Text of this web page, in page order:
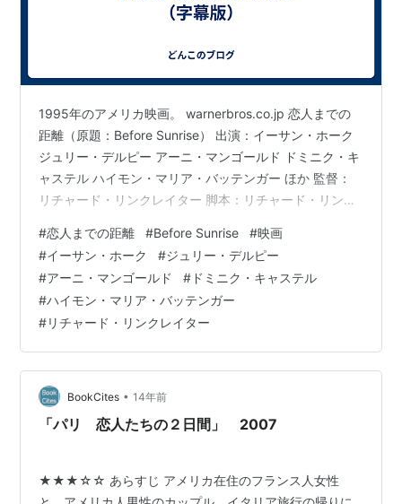
1995年のアメリカ映画。 warnerbros.co.jp 恋人までの
距離（原題：Before Sunrise） 出演：イーサン・ホーク
ジュリー・デルピー アーニ・マンゴールド ドミニク・キ
ャステル ハイモン・マリア・バッテンガー ほか 監督：
リチャード・リンクレイター 脚本：リチャード・リンク
youtu.be 続編があったのね。 この頃のイーサン・ホーク
好きだったなぁ。 リンク
#恋人までの距離 #Before Sunrise #映画
#イーサン・ホーク #ジュリー・デルピー
#アーニ・マンゴールド # ドミニク・キャステル
#ハイモン・マリア・バッテンガー
#リチャード・リンクレイター
BookCites • 14年前
「パリ 恋人たちの２日間」 2007